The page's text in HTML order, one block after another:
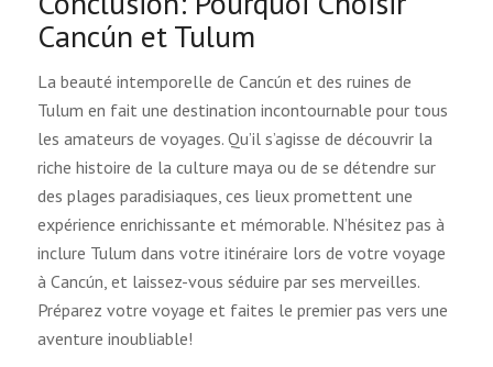
Cancún et Tulum
La beauté intemporelle de Cancún et des ruines de
Tulum en fait une destination incontournable pour tous
les amateurs de voyages. Qu’il s’agisse de découvrir la
riche histoire de la culture maya ou de se détendre sur
des plages paradisiaques, ces lieux promettent une
expérience enrichissante et mémorable. N’hésitez pas à
inclure Tulum dans votre itinéraire lors de votre voyage
à Cancún, et laissez-vous séduire par ses merveilles.
Préparez votre voyage et faites le premier pas vers une
aventure inoubliable!